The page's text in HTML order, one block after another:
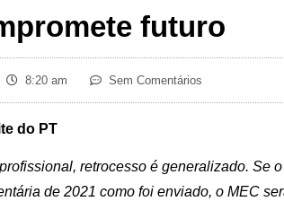
futuro
8:20 am Sem Comentários
do PT
retrocesso é generalizado. Se
de 2021 como foi enviado, o MEC